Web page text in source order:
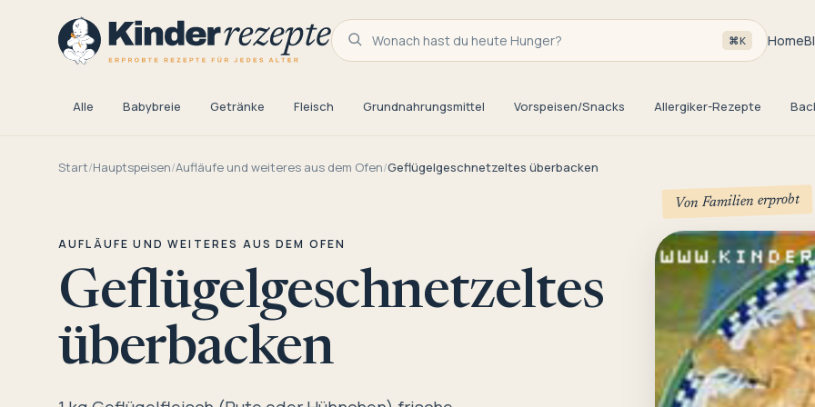
Wonach hast du heute Hunger? ⌘K Home
Alle Babybreie Getränke Fleisch Grundnahrungsmittel Vorspeisen/Snacks Allergiker-Rezepte
Start/Hauptspeisen/Aufläufe und weiteres aus dem Ofen/Geflügelgeschnetzeltes überbacken
AUFLÄUFE UND WEITERES AUS DEM OFEN
Geflügelgeschnetzeltes
überbacken
Von Familien erprobt